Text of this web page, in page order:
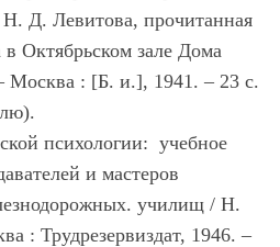
Д. Левитова, прочитанная
в Октябрьском зале Дома
Москва : [Б. и.], 1941. – 23 с.
психологии: учебное
и мастеров
училищ / Н.
: Трудрезервиздат, 1946. –